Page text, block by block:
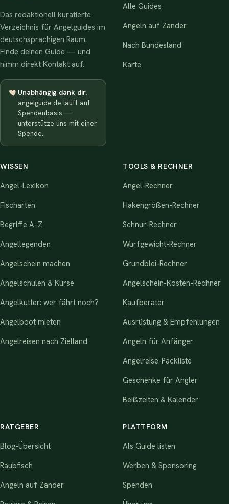
Das redaktionell kuratierte
Verzeichnis für Angelguides im
deutschsprachigen Raum.
Finde deinen Guide — und
nimm direkt Kontakt auf.
Unabhängig dank dir.
angelguide.de läuft auf
Spendenbasis —
unterstütze uns mit einer
Spende.
Alle Guides
Angeln auf Zander
Nach Bundesland
Karte
WISSEN
Angel-Lexikon
Fischarten
Begriffe A–Z
Angellegenden
Angelschein machen
Angelschulen & Kurse
Angelkutter: wer fährt noch?
Angelboot mieten
Angelreisen nach Zielland
TOOLS & RECHNER
Angel-Rechner
Hakengrößen-Rechner
Schnur-Rechner
Wurfgewicht-Rechner
Grundblei-Rechner
Angelschein-Kosten-Rechner
Kaufberater
Ausrüstung & Empfehlungen
Angeln für Anfänger
Angelreise-Packliste
Geschenke für Angler
Beißzeiten & Kalender
RATGEBER
Blog-Übersicht
Raubfisch
Angeln auf Zander
PLATTFORM
Als Guide listen
Werben & Sponsoring
Spenden